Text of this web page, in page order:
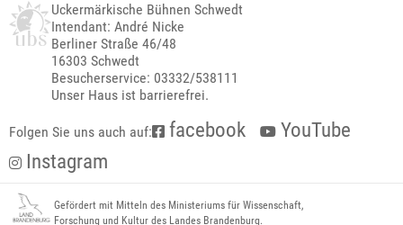
Uckermärkische Bühnen Schwedt
Intendant: André Nicke
Berliner Straße 46/48
16303 Schwedt
Besucherservice: 03332/538111
Unser Haus ist barrierefrei.
Folgen Sie uns auch auf: facebook
YouTube
Instagram
Gefördert mit Mitteln des Ministeriums für Wissenschaft,
Forschung und Kultur des Landes Brandenburg.